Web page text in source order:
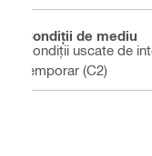
Condiţii de mediu
Condiții uscate de
temporar (C2)